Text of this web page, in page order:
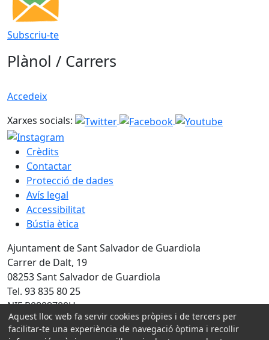
Subscriu-te
Plànol / Carrers
Accedeix
Xarxes socials:
Crèdits
Contactar
Protecció de dades
Avís legal
Accessibilitat
Bústia ètica
Ajuntament de Sant Salvador de Guardiola
Carrer de Dalt, 19
08253 Sant Salvador de Guardiola
Tel. 93 835 80 25
NIF P0809700H
Amb la col·laboració de:
Aquest lloc web fa servir cookies pròpies i de tercers per
facilitar-te una experiència de navegació òptima i recollir